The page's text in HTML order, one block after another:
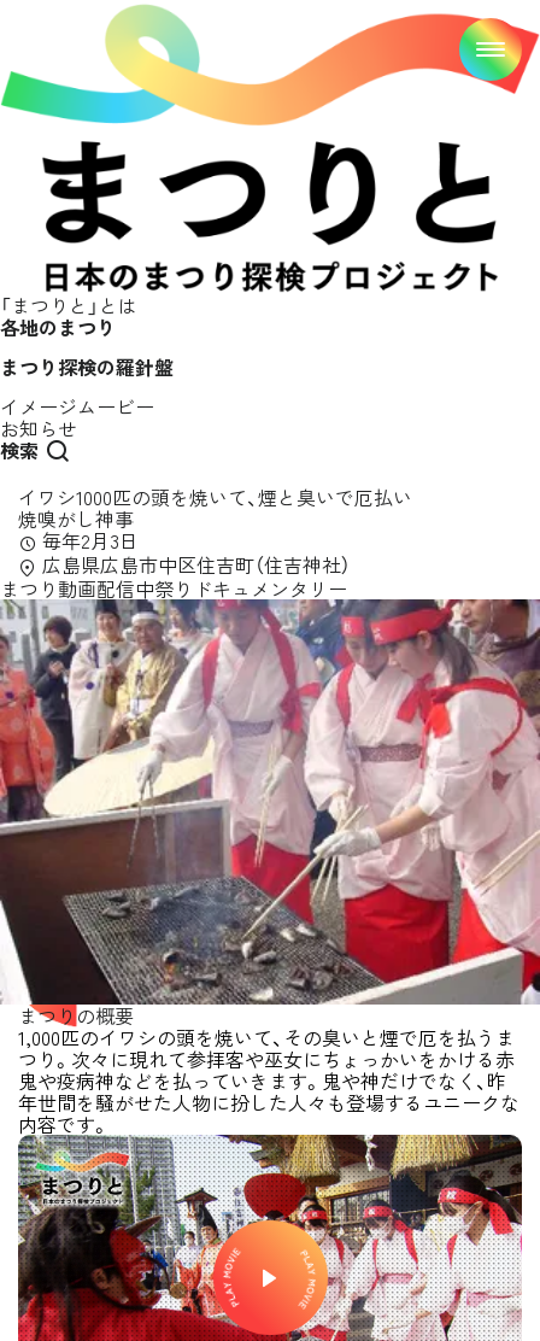
「まつりと」とは
各地のまつり
まつり探検の羅針盤
イメージムービー
お知らせ
検索
イワシ1000匹の頭を焼いて、煙と臭いで厄払い
焼嗅がし神事
毎年2月3日
広島県広島市中区住吉町（住吉神社）
まつり動画配信中祭りドキュメンタリー
まつりの概要
1,000匹のイワシの頭を焼いて、その臭いと煙で厄を払うま
つり。次々に現れて参拝客や巫女にちょっかいをかける赤
鬼や疫病神などを払っていきます。鬼や神だけでなく、昨
年世間を騒がせた人物に扮した人々も登場するユニークな
内容です。